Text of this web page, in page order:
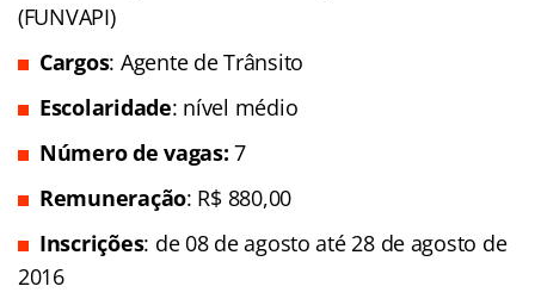
(FUNVAPI)
Cargos: Agente de Trânsito
Escolaridade: nível médio
Número de vagas:7
Remuneração: R$ 880,00
Inscrições: de 08 de agosto até 28 de agosto de
2016